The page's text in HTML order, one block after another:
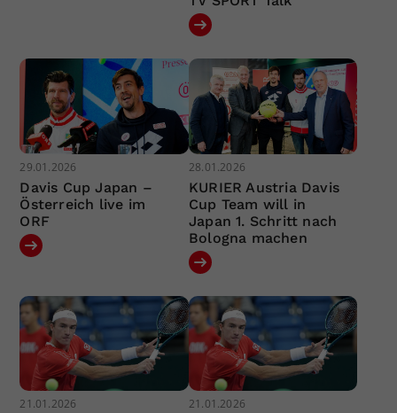
29.01.2026
Davis Cup Japan –
Österreich live im
ORF
28.01.2026
KURIER Austria Davis
Cup Team will in
Japan 1. Schritt nach
Bologna machen
21.01.2026 21.01.2026